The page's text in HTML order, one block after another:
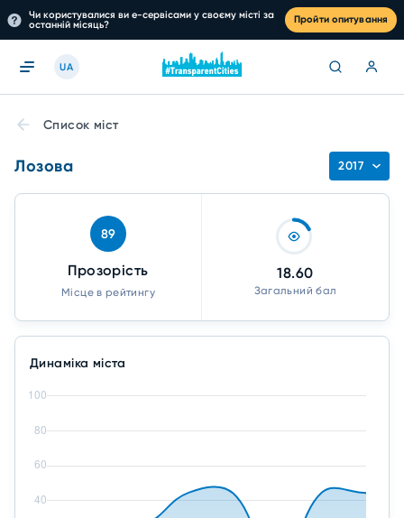
Чи користувалися ви е-сервісами у своєму місті за
останній місяць?
Пройти опитування
UA
Список міст
Лозова 2017
89
Прозорість
Місце в рейтингу
18.60
Загальний бал
Динаміка міста